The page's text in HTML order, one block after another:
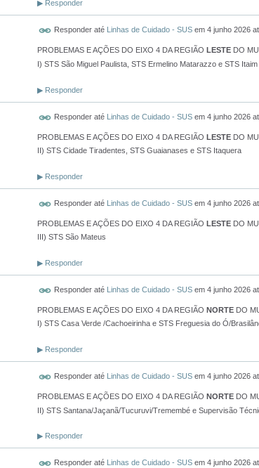
▶ Responder
Responder até Linhas de Cuidado - SUS em 4 junho 2026
PROBLEMAS E AÇÕES DO EIXO 4 DA REGIÃO LESTE DO
I) STS São Miguel Paulista, STS Ermelino Matarazzo e STS
▶ Responder
Responder até Linhas de Cuidado - SUS em 4 junho 2026
PROBLEMAS E AÇÕES DO EIXO 4 DA REGIÃO LESTE DO
II) STS Cidade Tiradentes, STS Guaianases e STS Itaquera
▶ Responder
Responder até Linhas de Cuidado - SUS em 4 junho 2026
PROBLEMAS E AÇÕES DO EIXO 4 DA REGIÃO LESTE DO
III) STS São Mateus
▶ Responder
Responder até Linhas de Cuidado - SUS em 4 junho 2026
PROBLEMAS E AÇÕES DO EIXO 4 DA REGIÃO NORTE DO
I) STS Casa Verde /Cachoeirinha e STS Freguesia do Ó/
▶ Responder
Responder até Linhas de Cuidado - SUS em 4 junho 2026
PROBLEMAS E AÇÕES DO EIXO 4 DA REGIÃO NORTE DO
II) STS Santana/Jaçanã/Tucuruvi/Tremembé e Supervisão
▶ Responder
Responder até Linhas de Cuidado - SUS em 4 junho 2026